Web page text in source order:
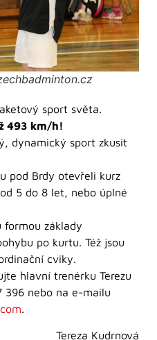
sport světa.
493 km/h!
dynamický sport zkusit
pod Brdy otevřeli kurz
5 do 8 let, nebo úplné
základy
po kurtu. Též jsou
cviky.
hlavní trenérku Terezu
396 nebo na e-mailu
.
Tereza Kudrnová